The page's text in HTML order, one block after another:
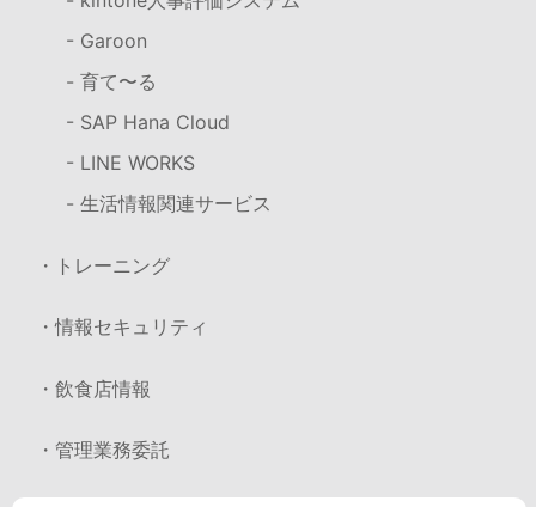
- Garoon
- 育て〜る
- SAP Hana Cloud
- LINE WORKS
- 生活情報関連サービス
・トレーニング
・情報セキュリティ
・飲食店情報
・管理業務委託